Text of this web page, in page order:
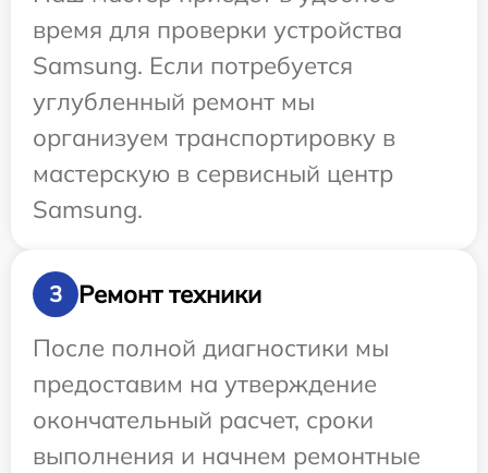
время для проверки устройства
Samsung. Если потребуется
углубленный ремонт мы
организуем транспортировку в
мастерскую в сервисный центр
Samsung.
3
Ремонт техники
После полной диагностики мы
предоставим на утверждение
окончательный расчет, сроки
выполнения и начнем ремонтные